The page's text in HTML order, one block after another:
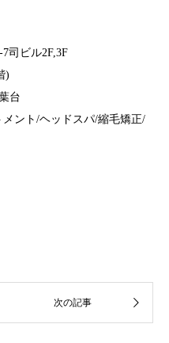
司ビル2F,3F
)
台
ント/ヘッドスパ/縮毛矯正/